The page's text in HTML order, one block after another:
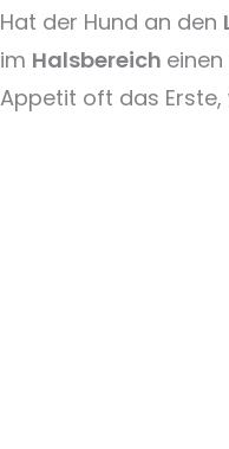
Hat der Hund an den
im Halsbereich
Appetit oft das